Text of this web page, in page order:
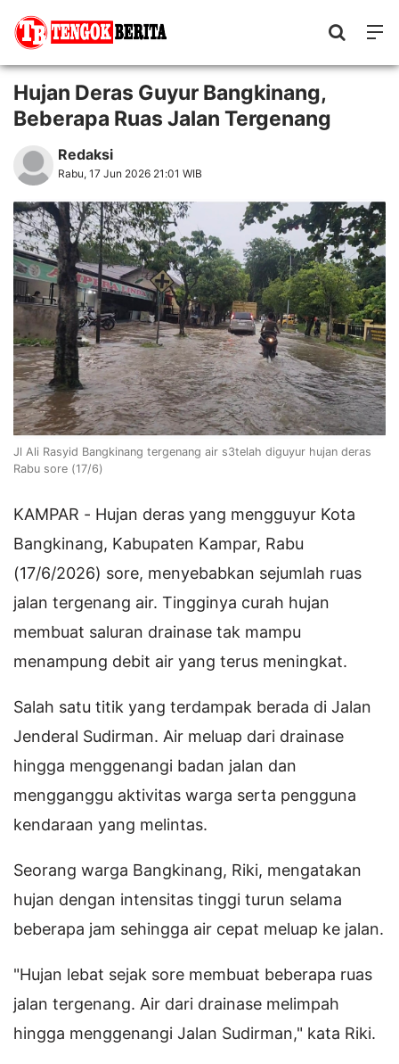
Hujan Deras Guyur Bangkinang,
Beberapa Ruas Jalan Tergenang
Redaksi
Rabu, 17 Jun 2026 21:01 WIB
Jl Ali Rasyid Bangkinang tergenang air s3telah diguyur hujan deras
Rabu sore (17/6)
KAMPAR - Hujan deras yang mengguyur Kota
Bangkinang, Kabupaten Kampar, Rabu
(17/6/2026) sore, menyebabkan sejumlah ruas
jalan tergenang air. Tingginya curah hujan
membuat saluran drainase tak mampu
menampung debit air yang terus meningkat.
Salah satu titik yang terdampak berada di Jalan
Jenderal Sudirman. Air meluap dari drainase
hingga menggenangi badan jalan dan
mengganggu aktivitas warga serta pengguna
kendaraan yang melintas.
Seorang warga Bangkinang, Riki, mengatakan
hujan dengan intensitas tinggi turun selama
beberapa jam sehingga air cepat meluap ke jalan.
"Hujan lebat sejak sore membuat beberapa ruas
jalan tergenang. Air dari drainase melimpah
hingga menggenangi Jalan Sudirman," kata Riki.